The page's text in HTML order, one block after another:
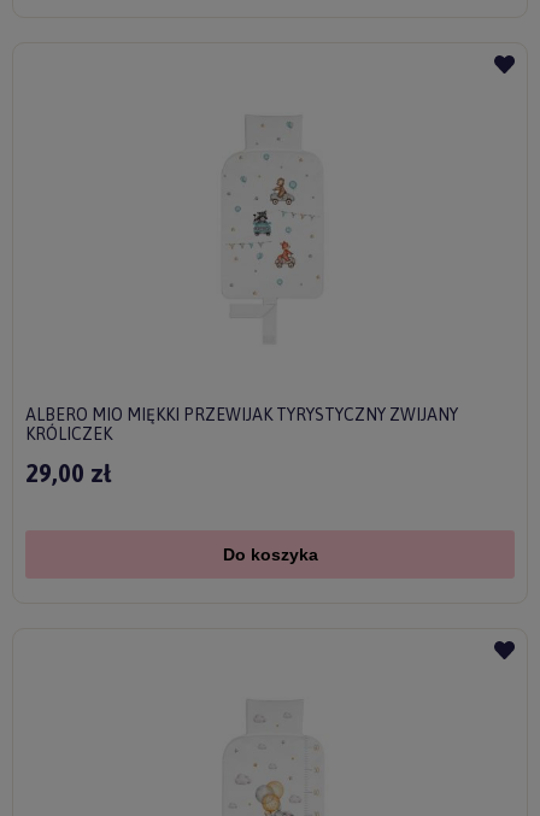
ALBERO MIO MIĘKKI PRZEWIJAK TYRYSTYCZNY ZWIJANY
KRÓLICZEK
29,00 zł
Do koszyka